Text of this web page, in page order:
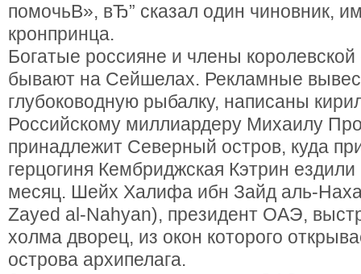
помочьВ», вЂ” сказал один чиновник,
кронпринца.
Богатые россияне и члены
бывают на Сейшелах. Рекламные
глубоководную рыбалку, написаны
Российскому миллиардеру Михаилу
принадлежит Северный остров, куда
герцогиня Кембриджская Кэтрин
месяц. Шейх Халифа ибн Зайд аль-
Zayed al-Nahyan), президент ОАЭ,
холма дворец, из окон которого
острова архипелага.